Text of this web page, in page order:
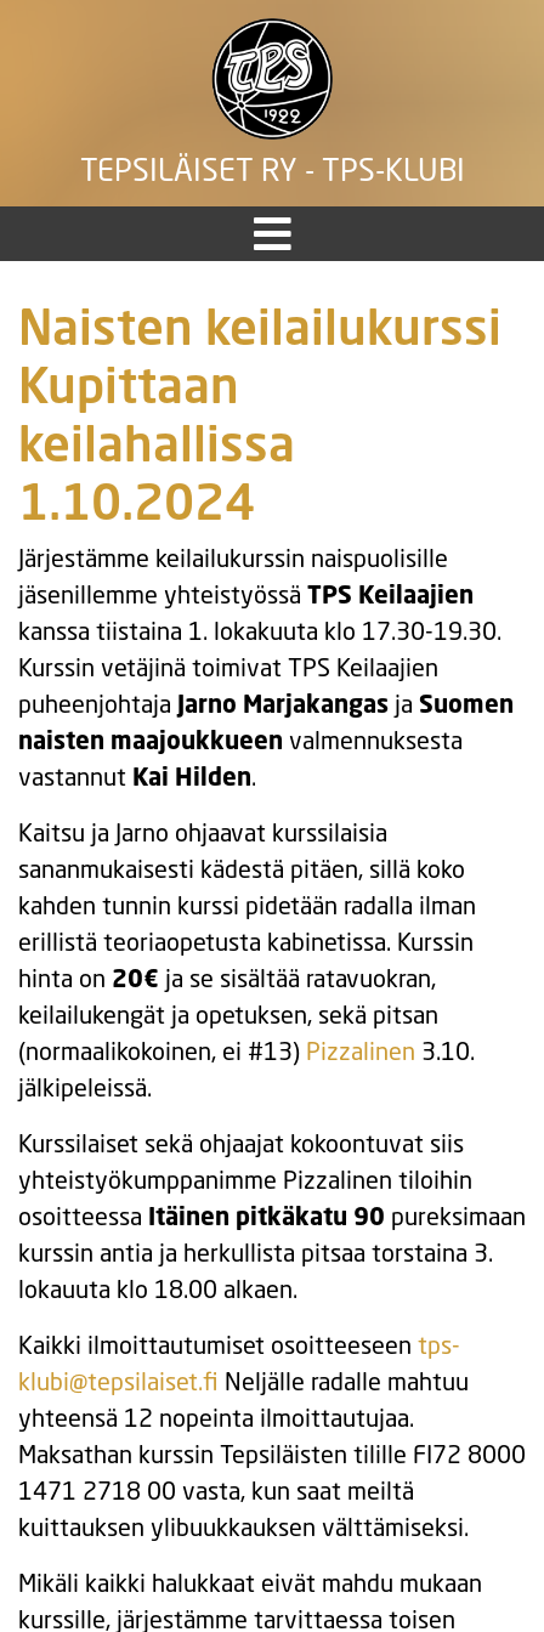
TEPSILÄISET RY - TPS-KLUBI
Naisten keilailukurssi
Kupittaan
keilahallissa
1.10.2024
Järjestämme keilailukurssin naispuolisille
jäsenillemme yhteistyössä TPS Keilaajien
kanssa tiistaina 1. lokakuuta klo 17.30-19.30.
Kurssin vetäjinä toimivat TPS Keilaajien
puheenjohtaja Jarno Marjakangas ja Suomen
naisten maajoukkueen valmennuksesta
vastannut Kai Hilden.
Kaitsu ja Jarno ohjaavat kurssilaisia
sananmukaisesti kädestä pitäen, sillä koko
kahden tunnin kurssi pidetään radalla ilman
erillistä teoriaopetusta kabinetissa. Kurssin
hinta on 20€ ja se sisältää ratavuokran,
keilailukengät ja opetuksen, sekä pitsan
(normaalikokoinen, ei #13) Pizzalinen 3.10.
jälkipeleissä.
Kurssilaiset sekä ohjaajat kokoontuvat siis
yhteistyökumppanimme Pizzalinen tiloihin
osoitteessa Itäinen pitkäkatu 90 pureksimaan
kurssin antia ja herkullista pitsaa torstaina 3.
lokauuta klo 18.00 alkaen.
Kaikki ilmoittautumiset osoitteeseen tps-
klubi@tepsilaiset.fi Neljälle radalle mahtuu
yhteensä 12 nopeinta ilmoittautujaa.
Maksathan kurssin Tepsiläisten tilille FI72 8000
1471 2718 00 vasta, kun saat meiltä
kuittauksen ylibuukkauksen välttämiseksi.
Mikäli kaikki halukkaat eivät mahdu mukaan
kurssille, järjestämme tarvittaessa toisen